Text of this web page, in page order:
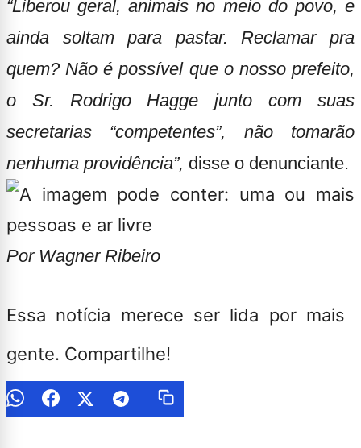
“Liberou geral, animais no meio do povo, e
ainda soltam para pastar. Reclamar pra
quem?Não é possível que o nosso prefeito,
o Sr. Rodrigo Hagge junto com suas
secretarias “competentes”, não tomarão
nenhuma providência”, disse o denunciante.
Por Wagner Ribeiro
Essa notícia merece ser lida por mais
gente. Compartilhe!